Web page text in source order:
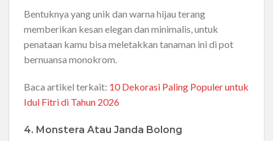
Bentuknya yang unik dan warna hijau terang
memberikan kesan elegan dan minimalis, untuk
penataan kamu bisa meletakkan tanaman ini di pot
bernuansa monokrom.
Baca artikel terkait: 10 Dekorasi Paling Populer untuk
Idul Fitri di Tahun 2026
4. Monstera Atau Janda Bolong